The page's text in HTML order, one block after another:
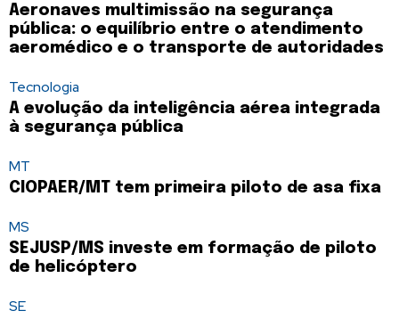
Aeronaves multimissão na segurança
pública: o equilíbrio entre o atendimento
aeromédico e o transporte de autoridades
Tecnologia
A evolução da inteligência aérea integrada
à segurança pública
MT
CIOPAER/MT tem primeira piloto de asa fixa
MS
SEJUSP/MS investe em formação de piloto
de helicóptero
SE